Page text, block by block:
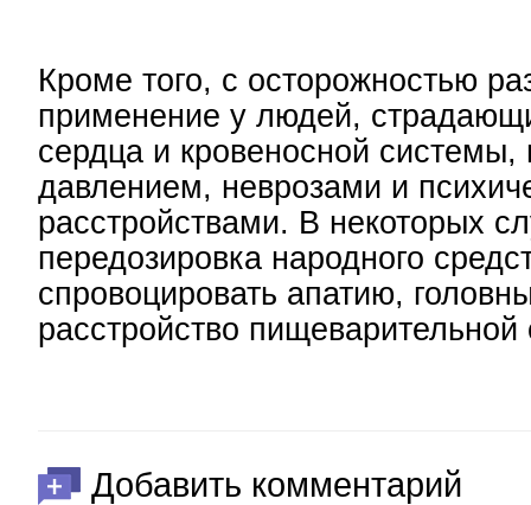
Кроме того, с осторожностью
применение у людей,
сердца и кровеносной
давлением, неврозами и
расстройствами. В некоторых
передозировка народного
спровоцировать апатию,
расстройство
Добавить комментарий